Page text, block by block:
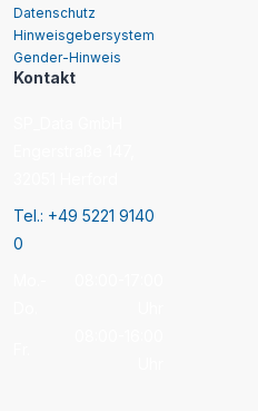
Datenschutz
Hinweisgebersystem
Gender-Hinweis
Kontakt
Tel.: +49 5221 9140
0